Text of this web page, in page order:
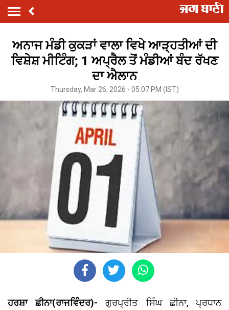
ਅਨਾਜ ਮੰਡੀ ਕੁਕੜਾਂ ਵਾਲਾ ਵਿਖੇ ਆੜ੍ਹਤੀਆਂ ਦੀ
ਵਿਸ਼ੇਸ਼ ਮੀਟਿੰਗ; 1 ਅਪ੍ਰੈਲ ਤੋਂ ਮੰਡੀਆਂ ਬੰਦ ਰੱਖਣ
ਦਾ ਐਲਾਨ
Thursday, Mar 26, 2026 - 05:07 PM (IST)
ਹਰਸ਼ਾ ਛੀਨਾ(ਰਾਜਵਿੰਦਰ)-ਗੁਰਪ੍ਰੀਤ ਸਿੰਘ ਛੀਨਾ, ਪ੍ਰਧਾਨ